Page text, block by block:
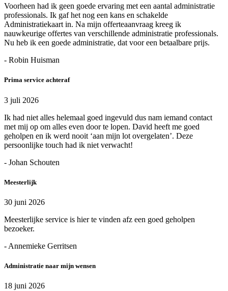
Voorheen had ik geen goede ervaring met een aantal administratie
professionals. Ik gaf het nog een kans en schakelde
Administratiekaart in. Na mijn offerteaanvraag kreeg ik
nauwkeurige offertes van verschillende administratie professionals.
Nu heb ik een goede administratie, dat voor een betaalbare prijs.
- Robin Huisman
Prima service achteraf
3 juli 2026
Ik had niet alles helemaal goed ingevuld dus nam iemand contact
met mij op om alles even door te lopen. David heeft me goed
geholpen en ik werd nooit ‘aan mijn lot overgelaten’. Deze
persoonlijke touch had ik niet verwacht!
- Johan Schouten
Meesterlijk
30 juni 2026
Meesterlijke service is hier te vinden afz een goed geholpen
bezoeker.
- Annemieke Gerritsen
Administratie naar mijn wensen
18 juni 2026